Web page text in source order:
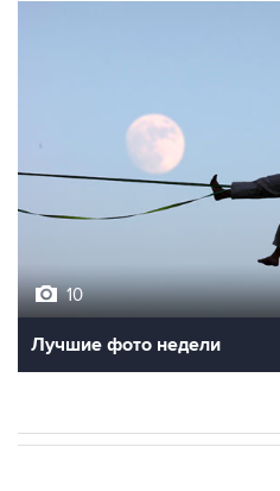
10
Лучшие фото недели